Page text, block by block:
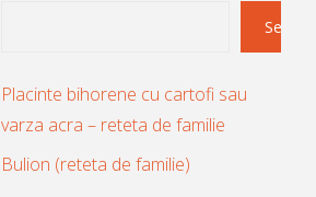
Search
Placinte bihorene cu cartofi sau
varza acra – reteta de familie
Bulion (reteta de familie)